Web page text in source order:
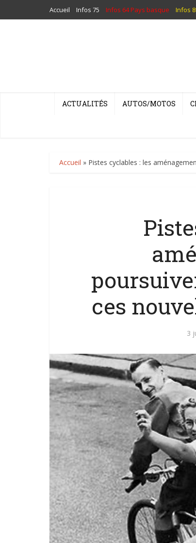
Accueil Infos 75 Infos 64 Pays basque Infos
ACTUALITÉS AUTOS/MOTOS
Accueil » Pistes cyclables : les
ces
3